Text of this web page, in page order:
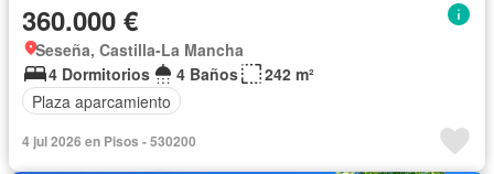
360.000 €
Seseña, Castilla-La Mancha
4 Dormitorios
4 Baños
242 m²
Plaza aparcamiento
4 jul 2026 en Pisos - 530200